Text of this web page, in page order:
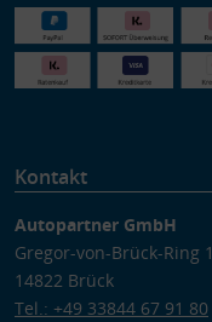
Kontakt
Autopartner GmbH
Gregor-von-Brück-Ring 1
14822 Brück
Tel.: +49 33844 67 91 80